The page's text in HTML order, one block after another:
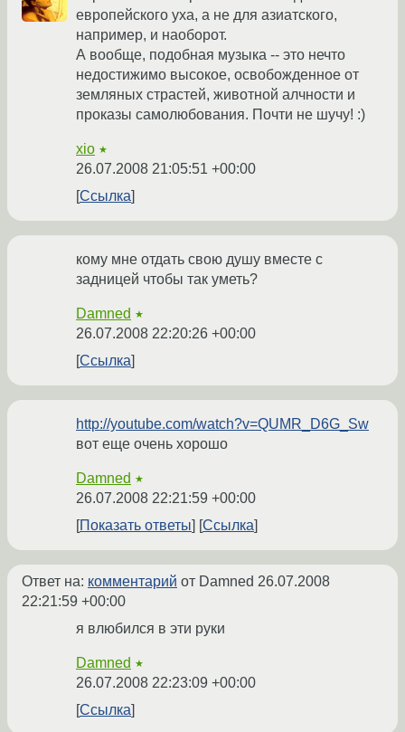
европейского уха, а не для азиатского,
например, и наоборот.
А вообще, подобная музыка -- это нечто
недостижимо высокое, освобожденное от
земляных страстей, животной алчности и
проказы самолюбования. Почти не шучу! :)
xio ★
26.07.2008 21:05:51 +00:00
Ссылка
кому мне отдать свою душу вместе с
задницей чтобы так уметь?
Damned ★
26.07.2008 22:20:26 +00:00
Ссылка
http://youtube.com/watch?v=QUMR_D6G_Sw
вот еще очень хорошо
Damned ★
26.07.2008 22:21:59 +00:00
Показать ответы
Ссылка
Ответ на: комментарий от Damned 26.07.2008
22:21:59 +00:00
я влюбился в эти руки
Damned ★
26.07.2008 22:23:09 +00:00
Ссылка